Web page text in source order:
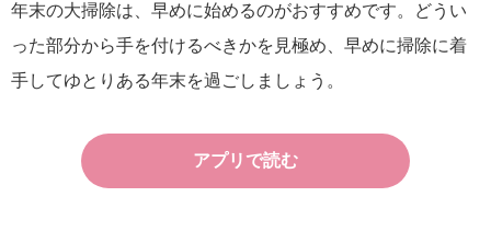
年末の大掃除は、早めに始めるのがおすすめです。どうい
った部分から手を付けるべきかを見極め、早めに掃除に着
手してゆとりある年末を過ごしましょう。
アプリで読む